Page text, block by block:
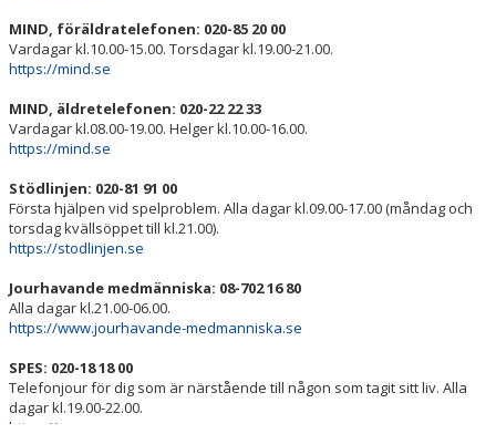
MIND, föräldratelefonen: 020-85 20 00
Vardagar kl.10.00-15.00. Torsdagar kl.19.00-21.00.
https://mind.se
MIND, äldretelefonen: 020-22 22 33
Vardagar kl.08.00-19.00. Helger kl.10.00-16.00.
https://mind.se
Stödlinjen: 020-81 91 00
Första hjälpen vid spelproblem. Alla dagar kl.09.00-17.00 (måndag och
torsdag kvällsöppet till kl.21.00).
https://stodlinjen.se
Jourhavande medmänniska: 08-702 16 80
Alla dagar kl.21.00-06.00.
https://www.jourhavande-medmanniska.se
SPES: 020-18 18 00
Telefonjour för dig som är närstående till någon som tagit sitt liv. Alla
dagar kl.19.00-22.00.
https://spes.se